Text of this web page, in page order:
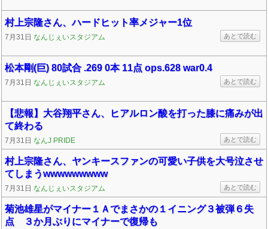
村上宗隆さん、ハードヒット率メジャー1位
7月31日 なんじぇいスタジアム あとで読む
松本剛(巨) 80試合 .269 0本 11点 ops.628 war0.4
7月31日 なんじぇいスタジアム あとで読む
【悲報】大谷翔平さん、ヒアルロン酸を打った膝に痛みが出
て終わる
7月31日 なんJ PRIDE あとで読む
村上宗隆さん、ヤンキースファンの可愛い子供を大号泣させ
てしまうwwwwwwwww
7月31日 なんじぇいスタジアム あとで読む
菊池雄星がマイナー１Ａでまさかの１イニング３被弾６失
点 ３か月ぶりにマイナーで復帰も